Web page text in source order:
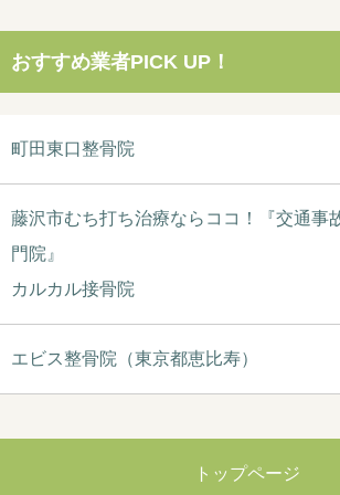
おすすめ業者PICK UP！
町田東口整骨院
藤沢市むち打ち治療ならココ！『交通事
門院』
カルカル接骨院
エビス整骨院（東京都恵比寿）
トップページ